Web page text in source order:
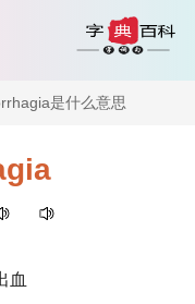
是什么意思
血